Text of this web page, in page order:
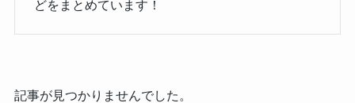
どをまとめています！
記事が見つかりませんでした。